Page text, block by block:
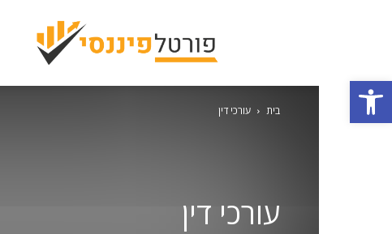
פתח סרגל נגישות
בית עורכי דין
עורכי דין